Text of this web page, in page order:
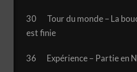
30 Tour du monde – La
est finie
36 Expérience – Partie en